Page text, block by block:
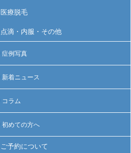
医療脱毛
点滴・内服・その他
症例写真
新着ニュース
コラム
初めての方へ
ご予約について